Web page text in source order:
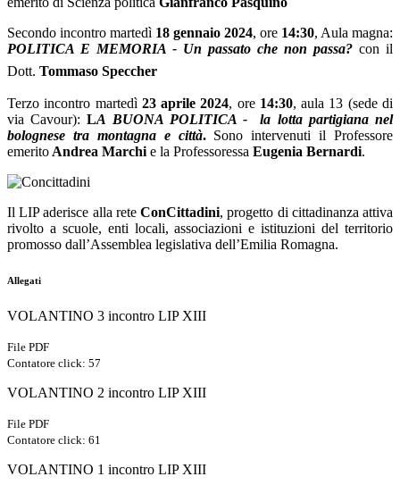
Secondo incontro martedì 18 gennaio 2024, ore 14:30, Aula magna:
POLITICA E MEMORIA - Un passato che non passa? con il
Dott. Tommaso Speccher
Terzo incontro martedì 23 aprile 2024, ore 14:30, aula 13 (sede di
via Cavour):LA BUONA POLITICA -
la lotta partigiana nel
bolognese tra montagna e città. Sono intervenuti il Professore
emerito Andrea Marchi e la Professoressa Eugenia Bernardi.
Il LIP aderisce alla reteConCittadini, progetto di cittadinanza attiva
rivolto a scuole, enti locali, associazioni e istituzioni del territorio
promosso dall’Assemblea legislativa dell’Emilia Romagna.
Allegati
VOLANTINO 3 incontro LIP XIII
File PDF
Contatore click: 57
VOLANTINO 2 incontro LIP XIII
File PDF
Contatore click: 61
VOLANTINO 1 incontro LIP XIII